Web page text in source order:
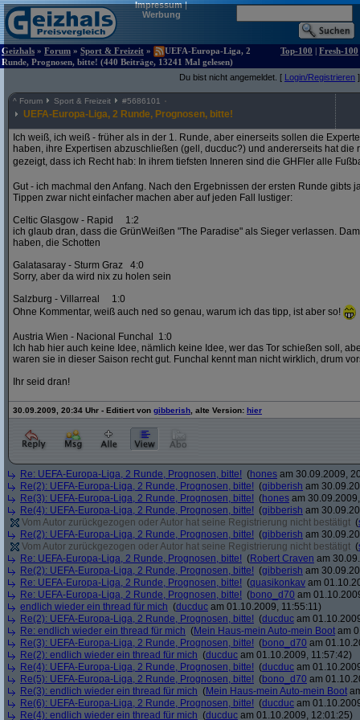
Impressum|
Werbung
Geizhals » Forum » Sport & Freizeit »
UEFA-Europa-Liga, 2
Runde, Prognosen, bitte! (440 Beiträge, 13241 Mal gelesen)
Top-100 | Fresh-100
Du bist nicht angemeldet. [ Login/Registrieren ]
^ Forum Sport & Freizeit #5686101
UEFA-Europa-Liga, 2 Runde, Prognosen, bitte!
Ich weiß, ich weiß - früher als in der 1. Runde, aber einerseits sollen die
haben, ihre Expertisen abzuschließen (gell, ducduc?) und andererseits hat die
gezeigt, dass ich Recht hab: In ihrem tiefsten Inneren sind die GHFler alle
Gut - ich machmal den Anfang. Nach den Ergebnissen der ersten Runde gibts
Tippen zwar nicht einfacher machen aber auf jeden Fall lustiger:
Celtic Glasgow - Rapid 1:2
ich glaub dran, dass die GrünWeißen "The Paradise" als Sieger verlassen.
haben, die Schotten
Galatasaray - Sturm Graz 4:0
Sorry, aber da wird nix zu holen sein
Salzburg - Villarreal 1:0
Ohne Kommentar, weiß auch ned so genau, warum ich das tipp, ist aber so!
Austria Wien - Nacional Funchal 1:0
Ich hab hier auch keine Idee, nämlich keine Idee, wer das Tor schießen soll,
waren sie in dieser Saison recht gut. Funchal kennt man nicht wirklich, drum
Ihr seid dran!
30.09.2009, 20:34 Uhr - Editiert von gibberish , alte Version: hier
Re: UEFA-Europa-Liga, 2 Runde, Prognosen, bitte! (hones am 30.09.2009,
Re(2): UEFA-Europa-Liga, 2 Runde, Prognosen, bitte! (gibberish am
Re(3): UEFA-Europa-Liga, 2 Runde, Prognosen, bitte! (hones am
Re(4): UEFA-Europa-Liga, 2 Runde, Prognosen, bitte! (gibberish am
Vom Autor zurückgezogen oder Autor hat seine Registrierung nicht bestätigt (
Re(2): UEFA-Europa-Liga, 2 Runde, Prognosen, bitte! (gibberish am
Vom Autor zurückgezogen oder Autor hat seine Registrierung nicht bestätigt (
Re: UEFA-Europa-Liga, 2 Runde, Prognosen, bitte! (Robert Craven am
Re(2): UEFA-Europa-Liga, 2 Runde, Prognosen, bitte! (gibberish am
Re: UEFA-Europa-Liga, 2 Runde, Prognosen, bitte! (quasikonkav am
Re: UEFA-Europa-Liga, 2 Runde, Prognosen, bitte! (bono_d70 am
endlich wieder ein thread für mich (ducduc am 01.10.2009, 11:55:11)
Re(2): UEFA-Europa-Liga, 2 Runde, Prognosen, bitte! (ducduc am
Re: endlich wieder ein thread für mich (Mein Haus-mein Auto-mein Boot am
Re(3): UEFA-Europa-Liga, 2 Runde, Prognosen, bitte! (bono_d70 am
Re(2): endlich wieder ein thread für mich (ducduc am 01.10.2009, 11:57:42)
Re(4): UEFA-Europa-Liga, 2 Runde, Prognosen, bitte! (ducduc am
Re(5): UEFA-Europa-Liga, 2 Runde, Prognosen, bitte! (bono_d70 am
Re(3): endlich wieder ein thread für mich (Mein Haus-mein Auto-mein Boot
Re(6): UEFA-Europa-Liga, 2 Runde, Prognosen, bitte! (ducduc am
Re(4): endlich wieder ein thread für mich (ducduc am 01.10.2009, 12:01:25)